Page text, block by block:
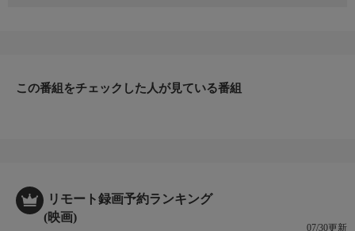
る。各国のマフィアが入り乱れ、非合法の物が売買される巨大ブ
この番組をチェックした人が見ている番組
リモート録画予約ランキング
(映画)
07/30更新